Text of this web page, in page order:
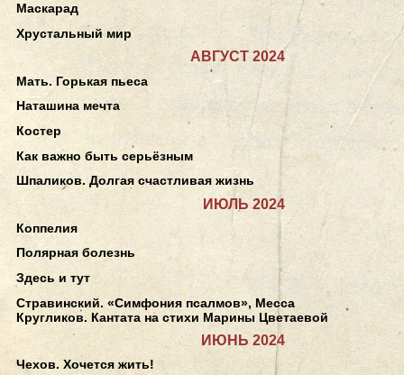
Маскарад
Хрустальный мир
АВГУСТ 2024
Мать. Горькая пьеса
Наташина мечта
Костер
Как важно быть серьёзным
Шпаликов. Долгая счастливая жизнь
ИЮЛЬ 2024
Коппелия
Полярная болезнь
Здесь и тут
Стравинский. «Симфония псалмов», Месса
Кругликов. Кантата на стихи Марины Цветаевой
ИЮНЬ 2024
Чехов. Хочется жить!